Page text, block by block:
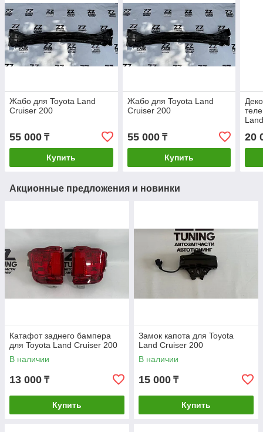
Жабо для Toyota Land
Cruiser 200
55 000 ₸
Купить
Жабо для Toyota Land
Cruiser 200
55 000₸
Купить
20
Акционные предложения и новинки
Катафот заднего бампера
для Toyota Land Cruiser 200
В наличии
13 000 ₸
Купить
Замок капота для Toyota
Land Cruiser 200
В наличии
15 000 ₸
Купить